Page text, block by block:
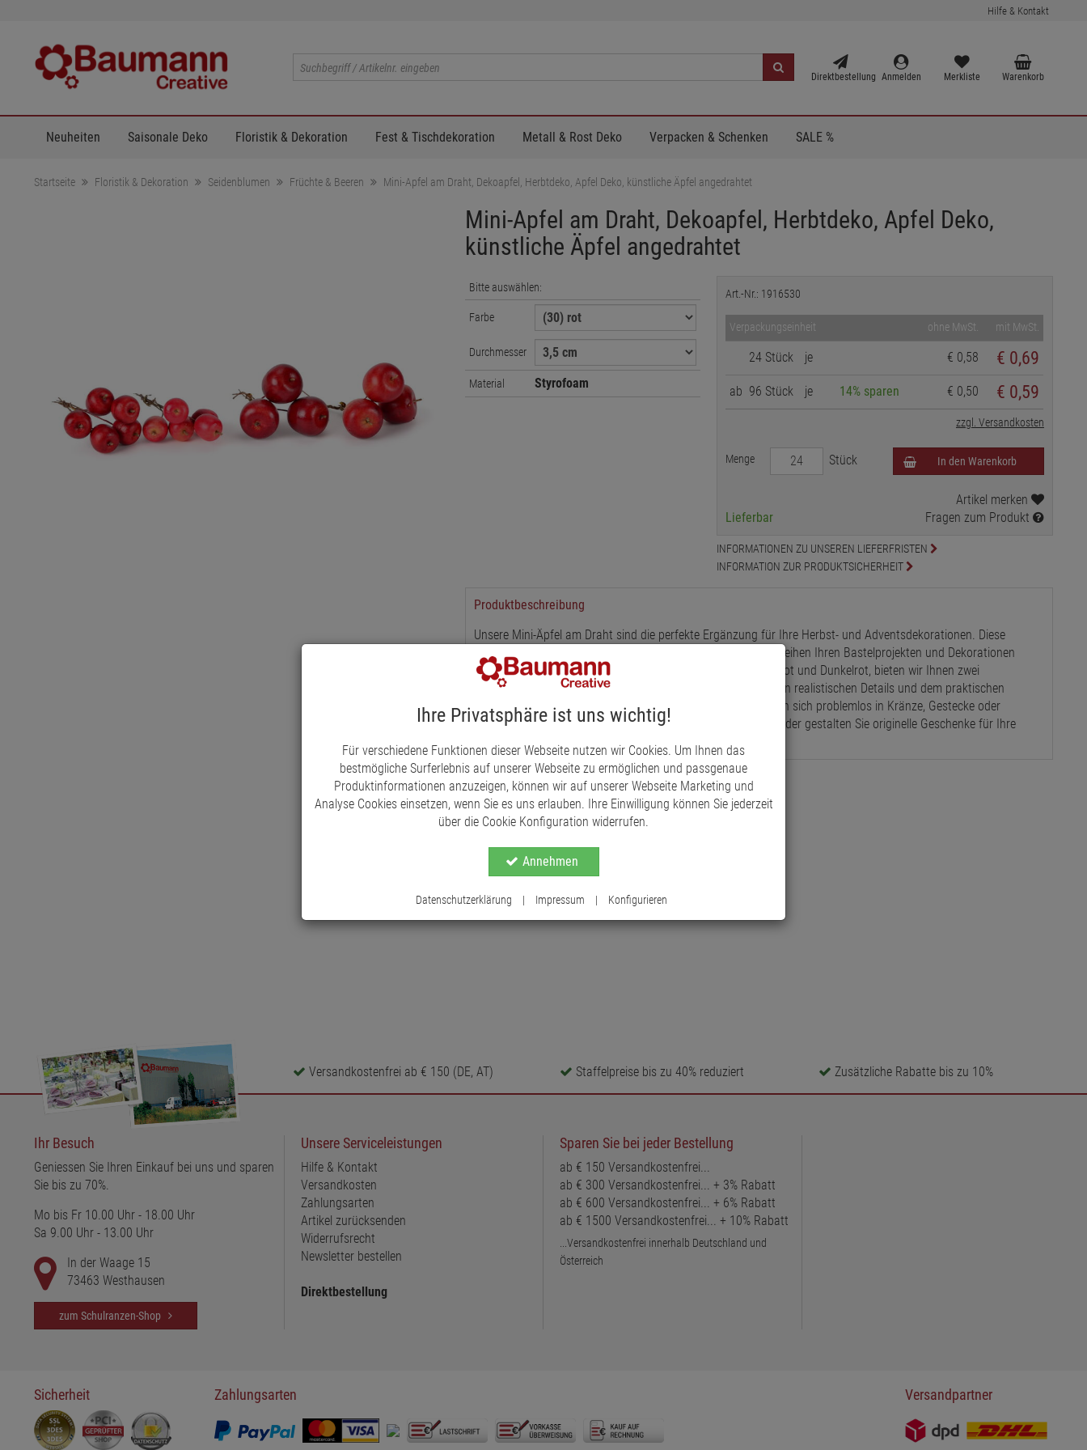
Hilfe & Kontakt
Direktbestellung Anmelden Merkliste Warenkorb
Neuheiten Saisonale Deko Floristik & Dekoration Fest & Tischdekoration Metall & Rost Deko Verpacken & Schenken SALE %
Startseite Floristik & Dekoration Seidenblumen Früchte & Beeren Mini-Apfel am Draht, Dekoapfel, Herbtdeko, Apfel Deko, künstliche Äpfel angedrahtet
Mini-Apfel am Draht, Dekoapfel, Herbtdeko, Apfel Deko,
künstliche Äpfel angedrahtet
Bitte auswählen:
Farbe
Durchmesser
Material Styrofoam
Art.-Nr.: 1916530
Verpackungseinheit ohne MwSt. mit MwSt.
24 Stück je € 0,58 € 0,69
ab 96 Stück je 14% sparen € 0,50 € 0,59
zzgl. Versandkosten
Menge Stück In den Warenkorb
Lieferbar
Artikel merken
Fragen zum Produkt
INFORMATIONEN ZU UNSEREN LIEFERFRISTEN
INFORMATION ZUR PRODUKTSICHERHEIT
Produktbeschreibung
Unsere Mini-Äpfel am Draht sind die perfekte Ergänzung für Ihre Herbst- und Adventsdekorationen. Diese
detailgetreuen Kunstäpfel sehen täuschend echt aus und verleihen Ihren Bastelprojekten und Dekorationen
einen natürlichen Charme. Erhältlich in den warmen Farben Rot und Dunkelrot, bieten wir Ihnen zwei
Größenoptionen an: 2,5 cm und 3,5 cm Durchmesser. Mit ihren realistischen Details und dem praktischen
Drahtstiel sind diese Mini-Äpfel vielseitig einsetzbar und lassen sich problemlos in Kränze, Gestecke oder
Tischdekorationen integrieren. Verschönern Sie Ihr Zuhause oder gestalten Sie originelle Geschenke für Ihre
Liebsten mit unseren Mini-Äpfeln am Draht!
Versandkostenfrei ab € 150 (DE, AT) Staffelpreise bis zu 40% reduziert Zusätzliche Rabatte bis zu 10%
Ihr Besuch
Geniessen Sie Ihren Einkauf bei uns und sparen
Sie bis zu 70%.
Mo bis Fr 10.00 Uhr - 18.00 Uhr
Sa 9.00 Uhr - 13.00 Uhr
In der Waage 15
73463 Westhausen
zum Schulranzen-Shop
Unsere Serviceleistungen
Hilfe & Kontakt
Versandkosten
Zahlungsarten
Artikel zurücksenden
Widerrufsrecht
Newsletter bestellen
Direktbestellung
Sparen Sie bei jeder Bestellung
ab € 150 Versandkostenfrei...
ab € 300 Versandkostenfrei... + 3% Rabatt
ab € 600 Versandkostenfrei... + 6% Rabatt
ab € 1500 Versandkostenfrei... + 10% Rabatt
...Versandkostenfrei innerhalb Deutschland und
Österreich
Sicherheit Zahlungsarten Versandpartner
Ihre Privatsphäre ist uns wichtig!
Für verschiedene Funktionen dieser Webseite nutzen wir Cookies. Um Ihnen das
bestmögliche Surferlebnis auf unserer Webseite zu ermöglichen und passgenaue
Produktinformationen anzuzeigen, können wir auf unserer Webseite Marketing und
Analyse Cookies einsetzen, wenn Sie es uns erlauben. Ihre Einwilligung können Sie jederzeit
über die Cookie Konfiguration widerrufen.
Annehmen
Datenschutzerklärung | Impressum | Konfigurieren